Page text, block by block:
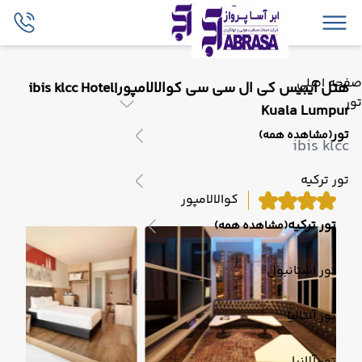
صفحه اصلی
تور
تور(مشاهده همه)
تور ترکیه
تور ترکیه(مشاهده همه)
تور استانبول
تور آنتالیا
هتل آیبیس کی ال سی سی کوالالامپور|ibis klcc Hotel
Kuala Lumpur
ibis klcc
کوالالامپور